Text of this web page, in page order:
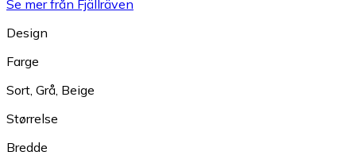
Se mer från Fjällräven
Design
Farge
Sort, Grå, Beige
Størrelse
Bredde